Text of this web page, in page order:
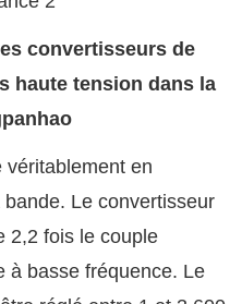
convertisseurs de
haute tension dans la
véritablement en
Le convertisseur
2,2 fois le couple
à basse fréquence. Le